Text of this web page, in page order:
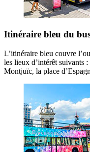
Itinéraire bleu du
L’itinéraire bleu couvre
les lieux d’intérêt suivants
Montjuïc, la place